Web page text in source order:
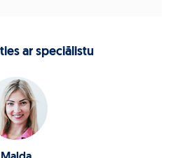
ar speciālistu